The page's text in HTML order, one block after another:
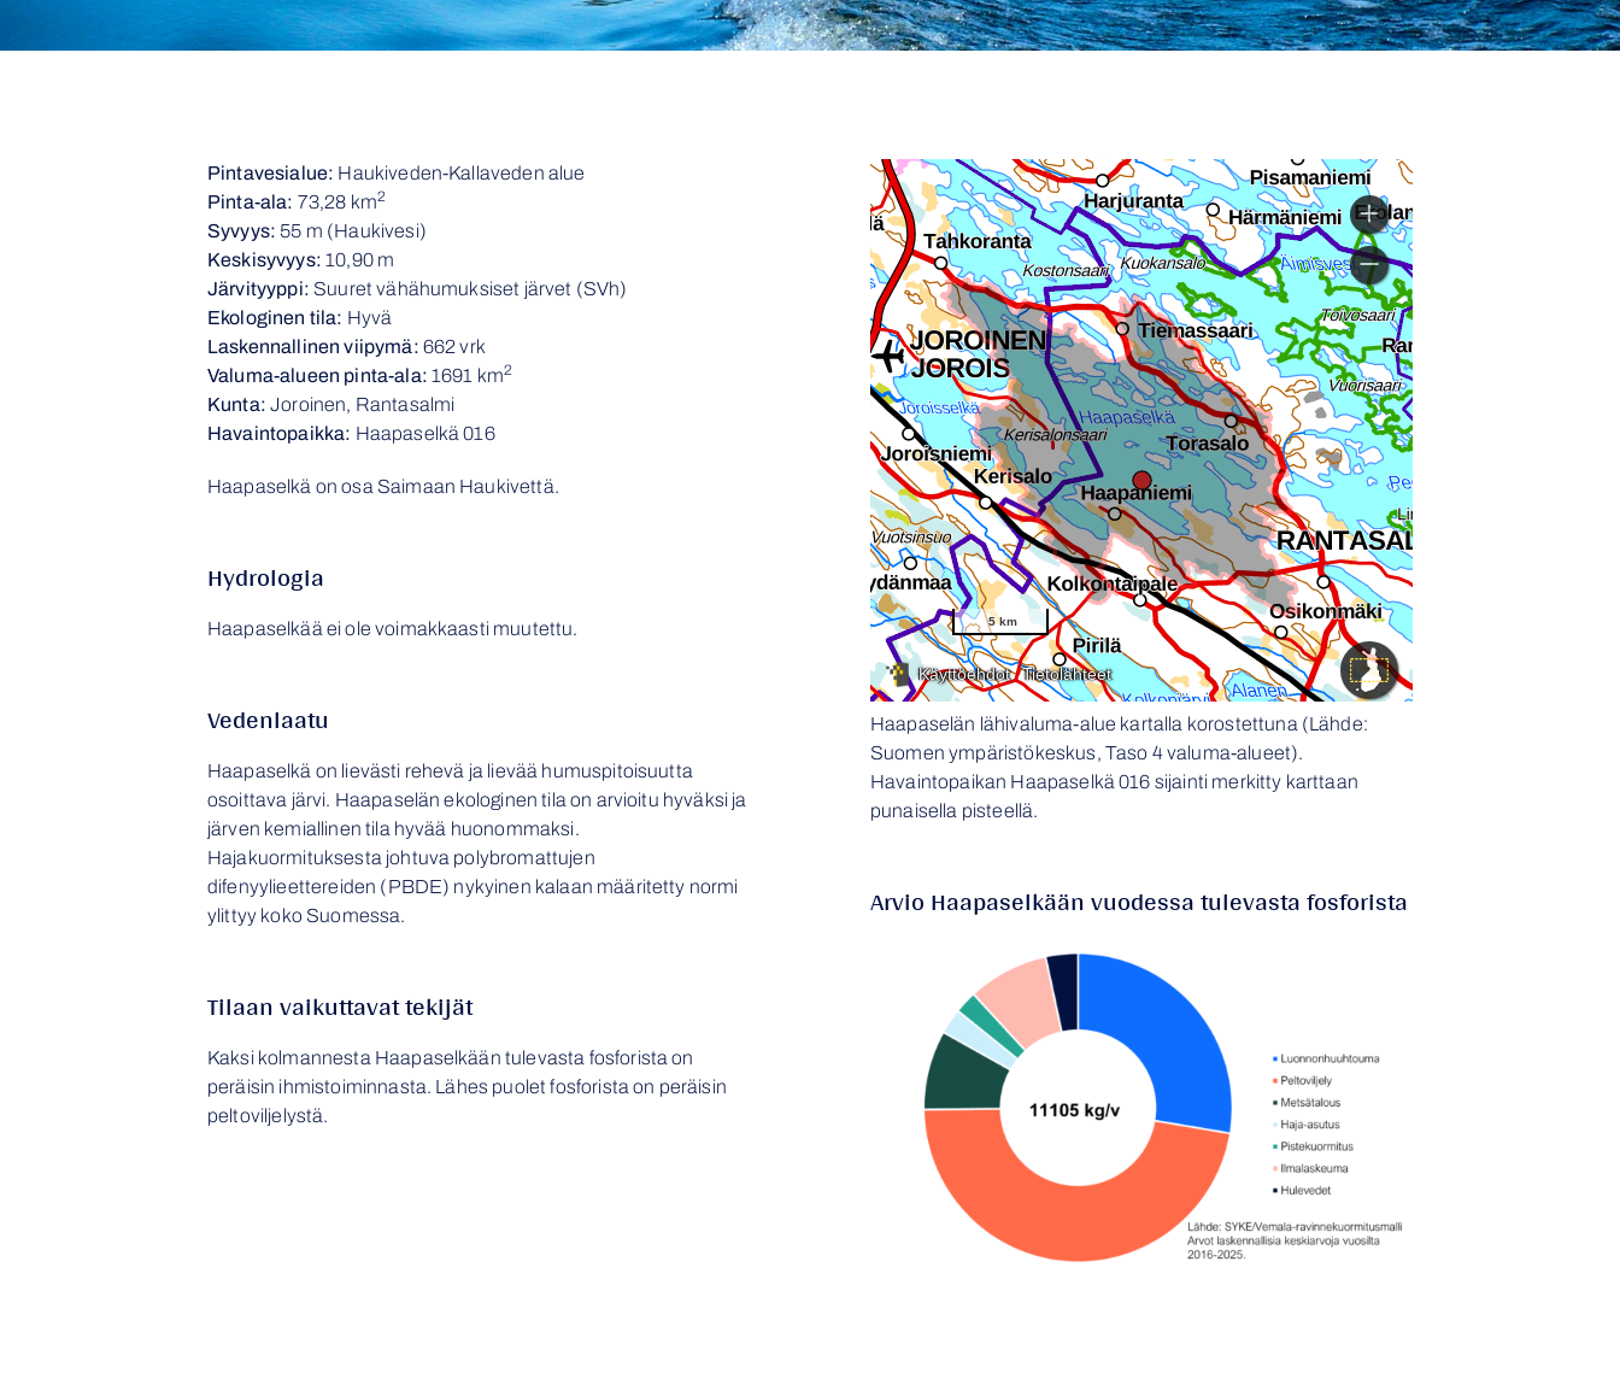
Pintavesialue: Haukiveden-Kallaveden alue
Pinta-ala: 73,28 km2
Syvyys: 55 m (Haukivesi)
Keskisyvyys: 10,90 m
Järvityyppi: Suuret vähähumuksiset järvet (SVh)
Ekologinen tila: Hyvä
Laskennallinen viipymä: 662 vrk
Valuma-alueen pinta-ala: 1691 km2
Kunta: Joroinen, Rantasalmi
Havaintopaikka: Haapaselkä 016
Haapaselkä on osa Saimaan Haukivettä.
Hydrologia
Haapaselkää ei ole voimakkaasti muutettu.
Vedenlaatu
Haapaselkä on lievästi rehevä ja lievää humuspitoisuutta
osoittava järvi. Haapaselän ekologinen tila on arvioitu hyväksi ja
järven kemiallinen tila hyvää huonommaksi.
Hajakuormituksesta johtuva polybromattujen
difenyylieettereiden (PBDE) nykyinen kalaan määritetty normi
ylittyy koko Suomessa.
Tilaan vaikuttavat tekijät
Kaksi kolmannesta Haapaselkään tulevasta fosforista on
peräisin ihmistoiminnasta. Lähes puolet fosforista on peräisin
peltoviljelystä.
Haapaselän lähivaluma-alue kartalla korostettuna (Lähde:
Suomen ympäristökeskus, Taso 4 valuma-alueet).
Havaintopaikan Haapaselkä 016 sijainti merkitty karttaan
punaisella pisteellä.
Arvio Haapaselkään vuodessa tulevasta fosforista